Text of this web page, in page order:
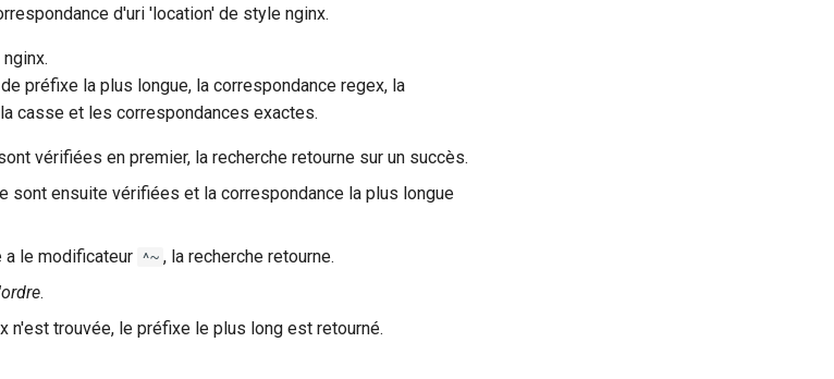
d'uri 'location' de style nginx.
préfixe la plus longue, la correspondance regex, la
casse et les correspondances exactes.
vérifiées en premier, la recherche retourne sur un succès.
sont ensuite vérifiées et la correspondance la plus longue
a le modificateur ^~ , la recherche retourne.
.
n'est trouvée, le préfixe le plus long est retourné.